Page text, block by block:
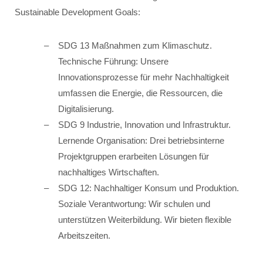
Sustainable Development Goals:
SDG 13 Maßnahmen zum Klimaschutz.
Technische Führung: Unsere
Innovationsprozesse für mehr Nachhaltigkeit
umfassen die Energie, die Ressourcen, die
Digitalisierung.
SDG 9 Industrie, Innovation und Infrastruktur.
Lernende Organisation: Drei betriebsinterne
Projektgruppen erarbeiten Lösungen für
nachhaltiges Wirtschaften.
SDG 12: Nachhaltiger Konsum und Produktion.
Soziale Verantwortung: Wir schulen und
unterstützen Weiterbildung. Wir bieten flexible
Arbeitszeiten.